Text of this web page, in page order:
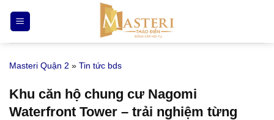
qua
nội
Masteri Quận 2 » Tin tức bds
Khu căn hộ chung cư Nagomi
Waterfront Tower – trải nghiệm từng